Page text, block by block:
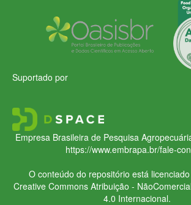
Suportado por
Empresa Brasileira de Pesquisa
https://www.embrapa.br/fale-
O conteúdo do repositório está
Creative CommonsAtribuição -
4.0 Internacional.